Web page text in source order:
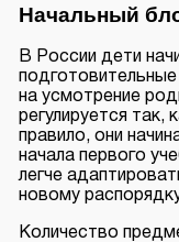
Начальный
В России дети
на усмотрение
регулируется так,
правило, они
начала первого
легче
новому
Количество